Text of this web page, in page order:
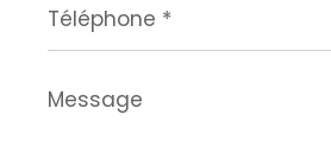
*
Message
*